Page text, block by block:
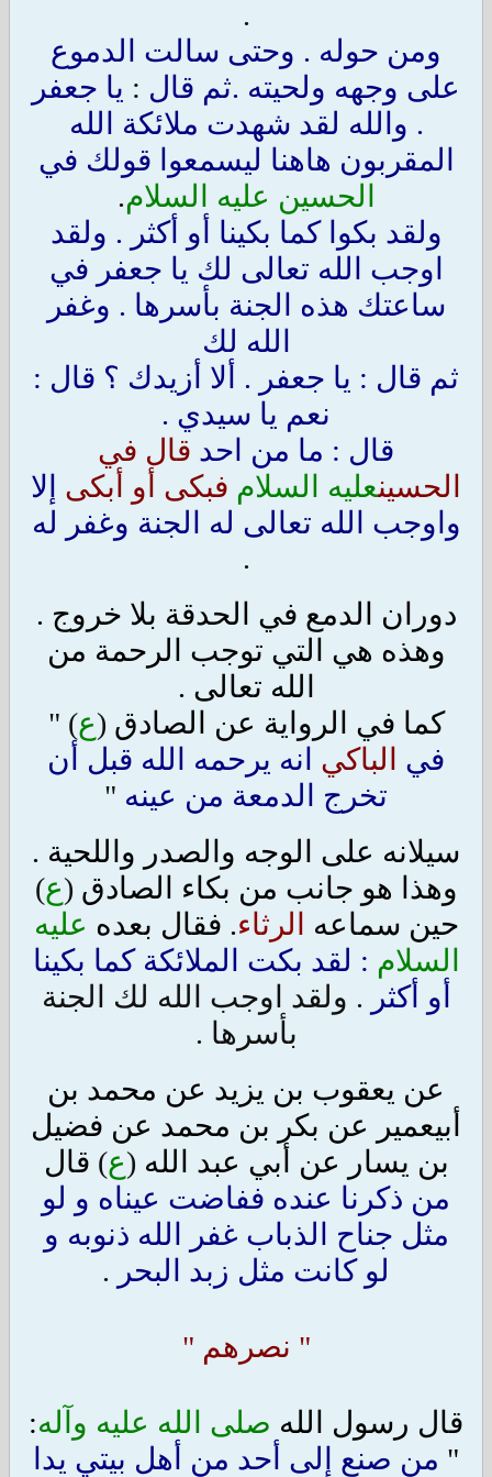
.
ومن حوله . وحتى سالت الدموع
على وجهه ولحيته .ثم قال : يا جعفر
. والله لقد شهدت ملائكة الله
المقربون هاهنا ليسمعوا قولك في
الحسين عليه السلام.
ولقد بكوا كما بكينا أو أكثر . ولقد
اوجب الله تعالى لك يا جعفر في
ساعتك هذه الجنة بأسرها . وغفر
الله لك
ثم قال : يا جعفر . ألا أزيدك ؟ قال :
نعم يا سيدي .
قال : ما من احد قال في
الحسينعليه السلام فبكى أو أبكى إلا
واوجب الله تعالى له الجنة وغفر له
.
دوران الدمع في الحدقة بلا خروج .
وهذه هي التي توجب الرحمة من
الله تعالى .
كما في الرواية عن الصادق (ع) "
في
الباكي انه يرحمه الله قبل أن
تخرج الدمعة من عينه "
سيلانه على الوجه والصدر واللحية .
وهذا هو جانب من بكاء الصادق (ع)
حين سماعه
الرثاء. فقال بعده عليه
السلام : لقد بكت الملائكة كما بكينا
أو أكثر . ولقد اوجب الله لك الجنة
بأسرها .
عن يعقوب بن يزيد عن محمد بن
أبيعمير عن بكر بن محمد عن فضيل
بن يسار عن أبي عبد الله (ع) قال
من ذكرنا عنده ففاضت عيناه و لو
مثل جناح الذباب غفر الله ذنوبه و
لو كانت مثل زبد البحر .
" نصرهم "
قال رسول الله صلى الله عليه وآله:
" من صنع إلى أحد من أهل بيتي يدا